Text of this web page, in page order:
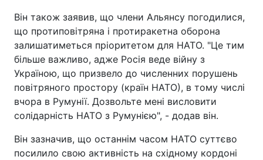
Він також заявив, що члени Альянсу погодилися,
що протиповітряна і протиракетна оборона
залишатиметься пріоритетом для НАТО. "Це тим
більше важливо, адже Росія веде війну з
Україною, що призвело до численних порушень
повітряного простору (країн НАТО), в тому числі
вчора в Румунії. Дозвольте мені висловити
солідарність НАТО з Румунією", - додав він.
Він зазначив, що останнім часом НАТО суттєво
посилило свою активність на східному кордоні